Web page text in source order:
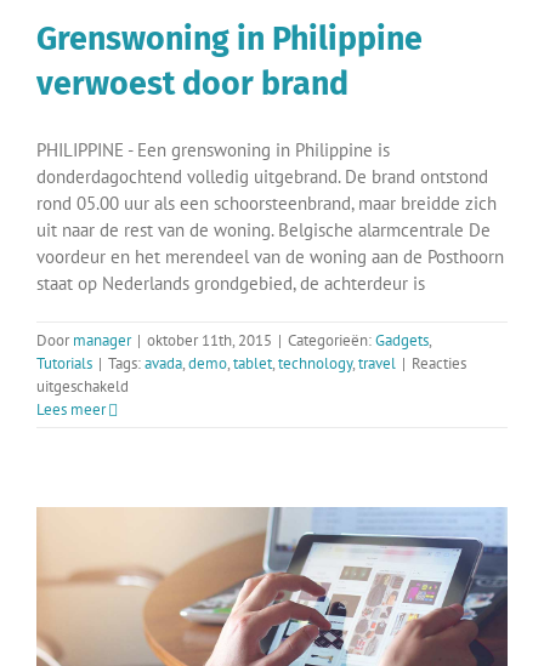
Grenswoning in Philippine
verwoest door brand
PHILIPPINE - Een grenswoning in Philippine is
donderdagochtend volledig uitgebrand. De brand ontstond
rond 05.00 uur als een schoorsteenbrand, maar breidde zich
uit naar de rest van de woning. Belgische alarmcentrale De
voordeur en het merendeel van de woning aan de Posthoorn
staat op Nederlands grondgebied, de achterdeur is
Doormanager | oktober 11th, 2015 | Categorieën:Gadgets,
Tutorials | Tags:avada,demo,tablet,technology,travel | Reacties
uitgeschakeld
Lees meer